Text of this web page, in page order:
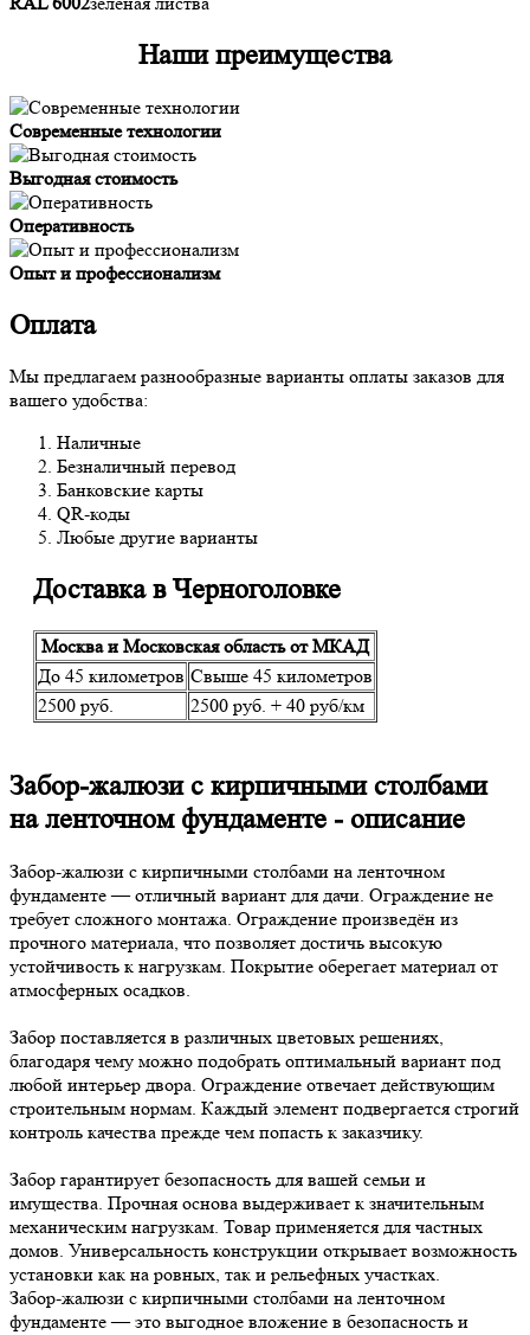
Наши преимущества
Современные технологии
Выгодная стоимость
Оперативность
Опыт и профессионализм
Оплата
Мы предлагаем разнообразные варианты оплаты заказов для
вашего удобства:
Наличные
Безналичный перевод
Банковские карты
QR-коды
Любые другие варианты
Доставка в Черноголовке
Москва и Московская область от МКАД
До 45 километров Свыше 45 километров
2500 руб.
2500 руб. + 40 руб/км
Забор-жалюзи с кирпичными столбами
на ленточном фундаменте - описание
Забор-жалюзи с кирпичными столбами на ленточном
фундаменте — отличный вариант для дачи. Ограждение не
требует сложного монтажа. Ограждение произведён из
прочного материала, что позволяет достичь высокую
устойчивость к нагрузкам. Покрытие оберегает материал от
атмосферных осадков.
Забор поставляется в различных цветовых решениях,
благодаря чему можно подобрать оптимальный вариант под
любой интерьер двора. Ограждение отвечает действующим
строительным нормам. Каждый элемент подвергается строгий
контроль качества прежде чем попасть к заказчику.
Забор гарантирует безопасность для вашей семьи и
имущества. Прочная основа выдерживает к значительным
механическим нагрузкам. Товар применяется для частных
домов. Универсальность конструкции открывает возможность
установки как на ровных, так и рельефных участках.
Забор-жалюзи с кирпичными столбами на ленточном
фундаменте — это выгодное вложение в безопасность и